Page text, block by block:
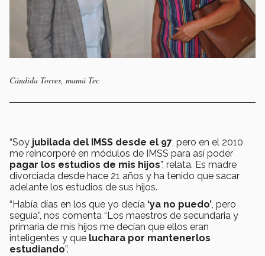
Cándida Torres, mamá Tec
“Soy jubilada del IMSS desde el 97, pero en el 2010
me reincorporé en módulos de IMSS para así poder
pagar los estudios de mis hijos”, relata. Es madre
divorciada desde hace 21 años y ha tenido que sacar
adelante los estudios de sus hijos.
“Había días en los que yo decía ‘ya no puedo’, pero
seguía”, nos comenta “Los maestros de secundaria y
primaria de mis hijos me decían que ellos eran
inteligentes y que luchara por mantenerlos
estudiando”.